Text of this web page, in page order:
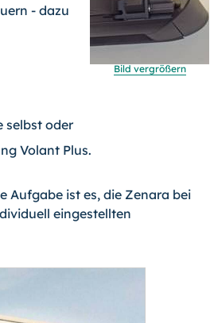
Bild vergrößern
- dazu
selbst oder
Volant Plus.
Aufgabe ist es, die Zenara bei
eingestellten